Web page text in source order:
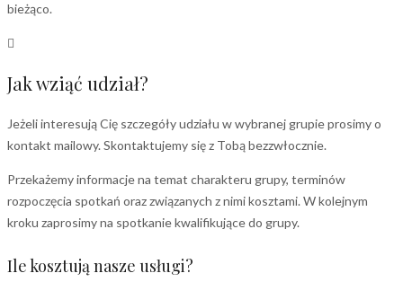
bieżąco.
Jak wziąć udział?
Jeżeli interesują Cię szczegóły udziału w wybranej grupie prosimy o
kontakt mailowy. Skontaktujemy się z Tobą bezzwłocznie.
Przekażemy informacje na temat charakteru grupy, terminów
rozpoczęcia spotkań oraz związanych z nimi kosztami. W kolejnym
kroku zaprosimy na spotkanie kwalifikujące do grupy.
Ile kosztują nasze usługi?